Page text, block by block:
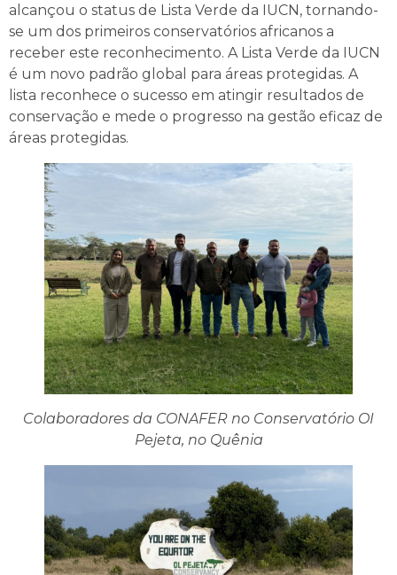
alcançou o status de Lista Verde da IUCN, tornando-
se um dos primeiros conservatórios africanos a
receber este reconhecimento. A Lista Verde da IUCN
é um novo padrão global para áreas protegidas. A
lista reconhece o sucesso em atingir resultados de
conservação e mede o progresso na gestão eficaz de
áreas protegidas.
Colaboradores da CONAFER no Conservatório OI
Pejeta, no Quênia